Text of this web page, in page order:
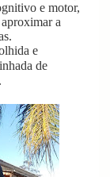
e motor,
a
e
de